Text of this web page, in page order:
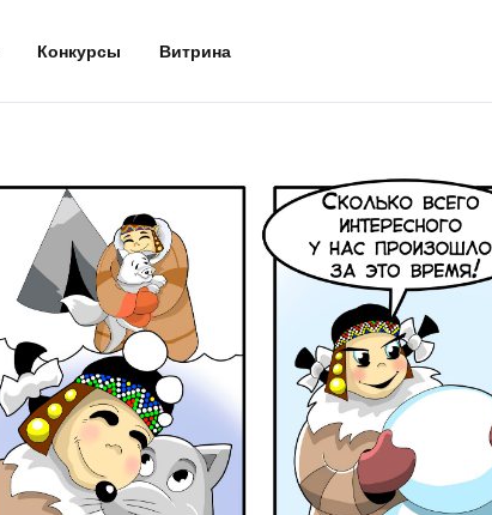
Конкурсы Витрина